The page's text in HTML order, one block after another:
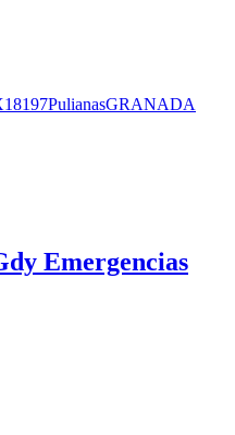
18197PulianasGRANADA
Emergencias